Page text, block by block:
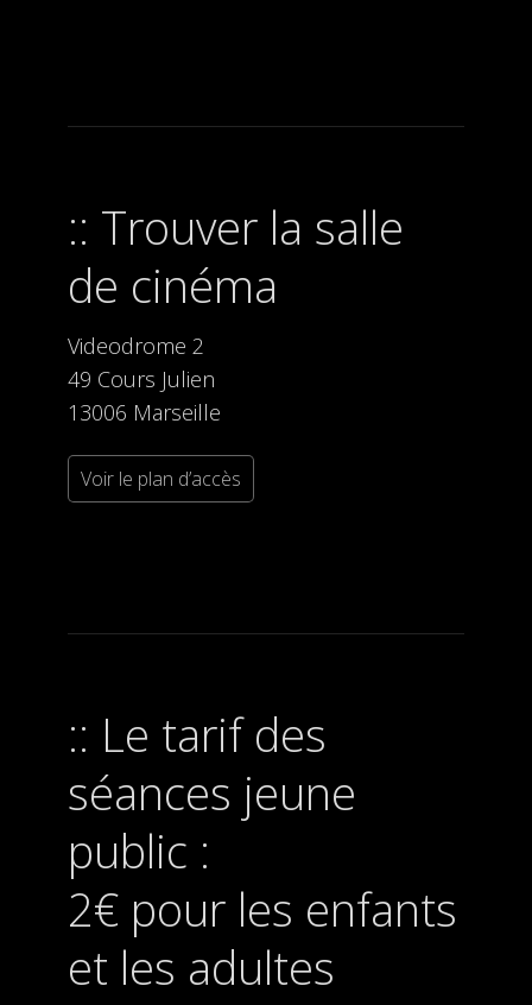
Trouver la salle
de cinéma
Videodrome 2
49 Cours Julien
13006 Marseille
Voir le plan d’accès
Le tarif des
séances jeune
public :
2€ pour les enfants
et les adultes